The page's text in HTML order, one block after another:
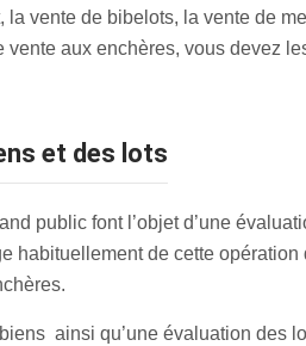
vente de bibelots, la vente de
aux enchères, vous devez
et des lots
public font l’objet d’une
habituellement de cette
ainsi qu’une évaluation des